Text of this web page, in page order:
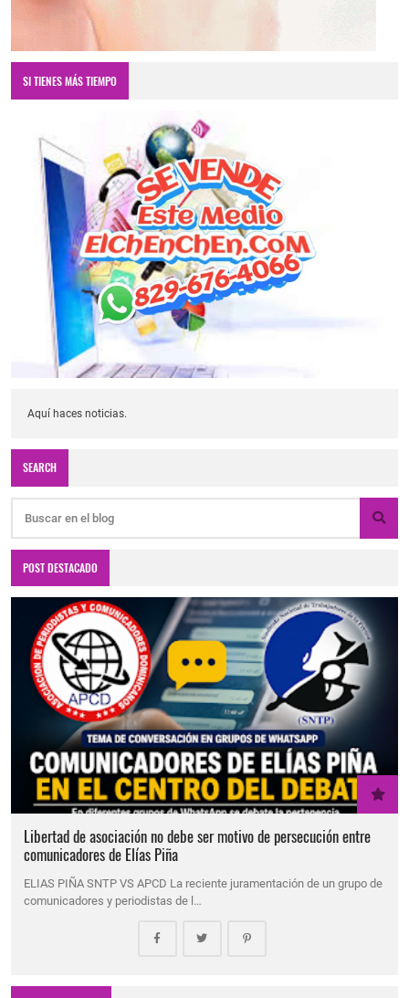
SI TIENES MÁS TIEMPO
Aquí haces noticias.
SEARCH
POST DESTACADO
Libertad de asociación no debe ser motivo de persecución entre
comunicadores de Elías Piña
ELIAS PIÑA SNTP VS APCD La reciente juramentación de un grupo de
comunicadores y periodistas de l…